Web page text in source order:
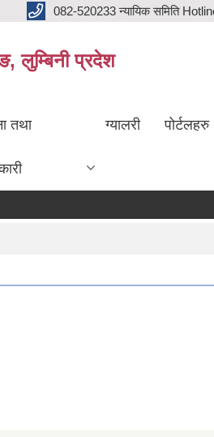
082-520233 न्यायिक समिति
लुम्बिनी प्रदेश
तथा ग्यालरी पोर्टलहरु